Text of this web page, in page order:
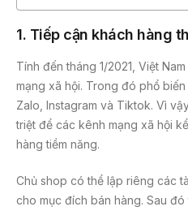
1. Tiếp cận khách hàng
Tính đến tháng 1/2021, Việt
mạng xã hội. Trong đó phổ
Zalo, Instagram và Tiktok. Vì
triệt để các kênh mạng xã hội
hàng tiềm năng.
Chủ shop có thể lập riêng các
cho mục đích bán hàng. Sau